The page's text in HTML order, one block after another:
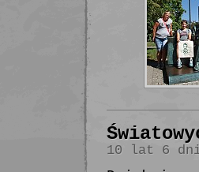
10 lat 6